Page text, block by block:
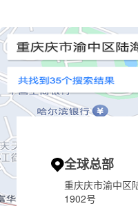
全球总部
重庆庆市渝中区
1902号